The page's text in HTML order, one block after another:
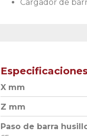
Cargador de
X mm
Z mm
Paso de barra